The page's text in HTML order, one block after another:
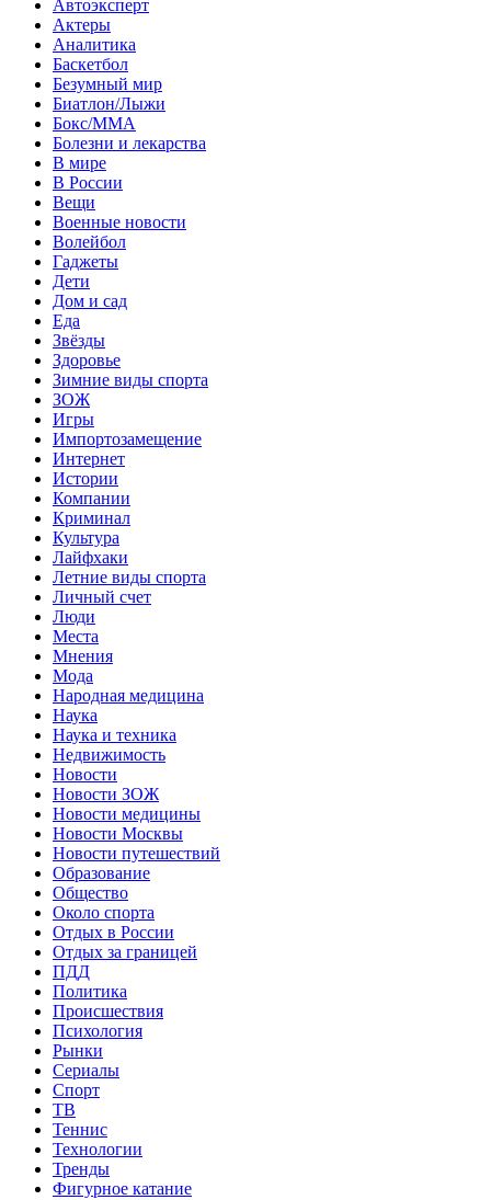
Автоэксперт
Актеры
Аналитика
Баскетбол
Безумный мир
Биатлон/Лыжи
Бокс/MMA
Болезни и лекарства
В мире
В России
Вещи
Военные новости
Волейбол
Гаджеты
Дети
Дом и сад
Еда
Звёзды
Здоровье
Зимние виды спорта
ЗОЖ
Игры
Импортозамещение
Интернет
Истории
Компании
Криминал
Культура
Лайфхаки
Летние виды спорта
Личный счет
Люди
Места
Мнения
Мода
Народная медицина
Наука
Наука и техника
Недвижимость
Новости
Новости ЗОЖ
Новости медицины
Новости Москвы
Новости путешествий
Образование
Общество
Около спорта
Отдых в России
Отдых за границей
ПДД
Политика
Происшествия
Психология
Рынки
Сериалы
Спорт
ТВ
Теннис
Технологии
Тренды
Фигурное катание